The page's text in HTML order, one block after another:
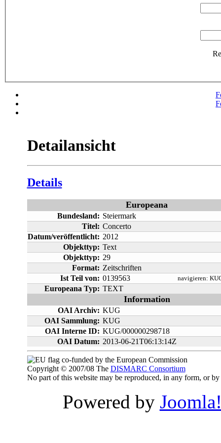
Detailansicht
Details
Europeana
Bundesland: Steiermark
Titel: Concerto
Datum/veröffentlicht: 2012
Objekttyp: Text
Objekttyp: 29
Format: Zeitschriften
Ist Teil von: 0139563 navigieren:
Europeana Typ: TEXT
Information
OAI Archiv: KUG
OAI Sammlung: KUG
OAI Interne ID: KUG/000000298718
OAI Datum: 2013-06-21T06:13:14Z
co-funded by the European Commission
Copyright © 2007/08 The DISMARC Consortium
No part of this website may be reproduced, in any form, or
Powered by